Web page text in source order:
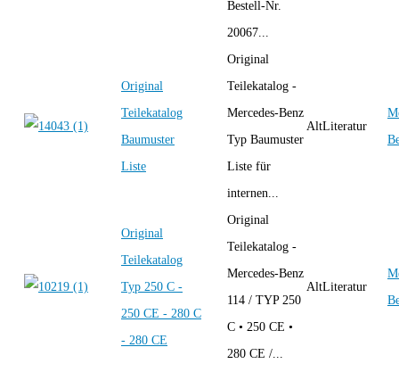
Bestell-Nr.
20067...
Original
Teilekatalog
Baumuster
Liste
Original
Teilekatalog -
Mercedes-Benz
Typ Baumuster
Liste für
internen...
AltLiteratur
Original
Teilekatalog
Typ 250 C -
250 CE - 280 C
- 280 CE
Original
Teilekatalog -
Mercedes-Benz
114 / TYP 250
C • 250 CE •
280 CE /...
AltLiteratur